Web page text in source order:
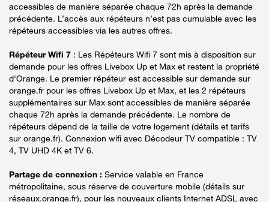
accessibles de manière séparée chaque 72h après la demande
précédente. L’accès aux répéteurs n’est pas cumulable avec les
répéteurs accessibles via les autres offres.
Répéteur Wifi 7 : Les Répéteurs Wifi 7 sont mis à disposition sur
demande pour les offres Livebox Up et Max et restent la propriété
d'Orange. Le premier répéteur est accessible sur demande sur
orange.fr pour les offres Livebox Up et Max, et les 2 répéteurs
supplémentaires sur Max sont accessibles de manière séparée
chaque 72h après la demande précédente. Le nombre de
répéteurs dépend de la taille de votre logement (détails et tarifs
sur orange.fr). Connexion wifi avec Décodeur TV compatible : TV
4, TV UHD 4K et TV 6.
Partage de connexion : Service valable en France
métropolitaine, sous réserve de couverture mobile (détails sur
réseaux.orange.fr), pour les nouveaux clients Internet ADSL avec